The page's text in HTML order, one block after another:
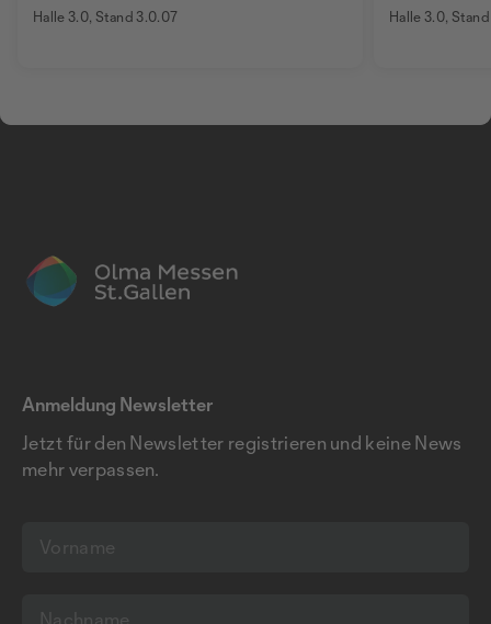
Halle 3.0, Stand 3.0.07
AG
Halle 3.0,
Anmeldung Newsletter
Jetzt für den Newsletter registrieren und keine News
mehr verpassen.